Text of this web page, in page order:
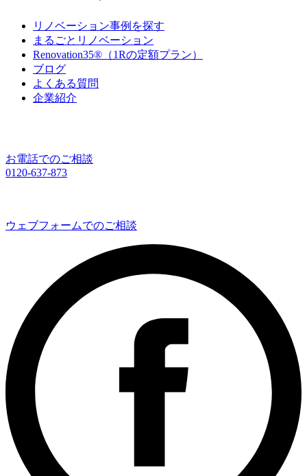
リノベーション事例を探す
まるごとリノベーション
Renovation35®（1Rの定額プラン）
ブログ
よくある質問
企業紹介
お電話でのご相談
0120-637-873
ウェブフォームでのご相談